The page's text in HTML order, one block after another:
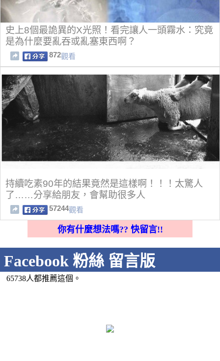
史上8個最詭異的X光照！看完讓人一頭霧水：究竟
是為什麼要亂吞或亂塞東西啊？
872觀看
持續吃素90年的結果竟然是這樣啊！！！太驚人
了……分享給朋友，會幫助很多人
57244觀看
你有什麼想法嗎?? 快留言!!
Facebook 粉絲 留言版
65738人都推薦這個。